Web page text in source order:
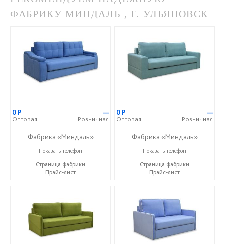
ФАБРИКУ МИНДАЛЬ , Г. УЛЬЯНОВСК
0Р
Оптовая
—
Розничная
Фабрика «Миндаль»
+7 (927) 630-62-82
Показать телефон
Страница фабрики
Прайс-лист
0Р
Оптовая
—
Розничная
Фабрика «Миндаль»
+7 (927) 630-62-82
Показать телефон
Страница фабрики
Прайс-лист